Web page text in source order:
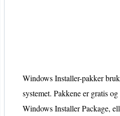
Windows Installer-pakker
systemet. Pakkene er gratis
Windows Installer Package,